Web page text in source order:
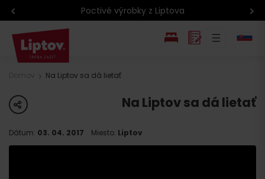
Poctivé výrobky z Liptova
Na Liptov sa dá lietať
share Na Liptov sa dá lietať
Dátum: 03. 04. 2017 Miesto: Liptov